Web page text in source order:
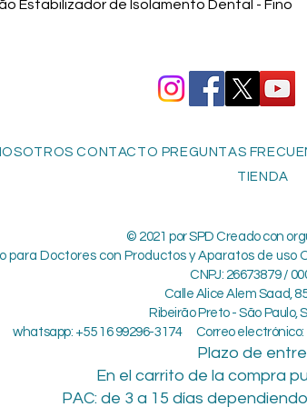
Vista rápida
Estabilizador de Isolamento Dental - Fino
CONTACTO PREGUNTAS
TIENDA
© 2021 por SPD Creado con
para Doctores con Productos y Aparatos de uso
CNPJ: 26673879 /
Calle Alice Alem Saad,
Ribeirão Preto - São Paulo,
whatsapp: +55 16 99296-3174 Correo electrónico:
Plazo de
En el carrito de la compra
PAC: de 3 a 15 días